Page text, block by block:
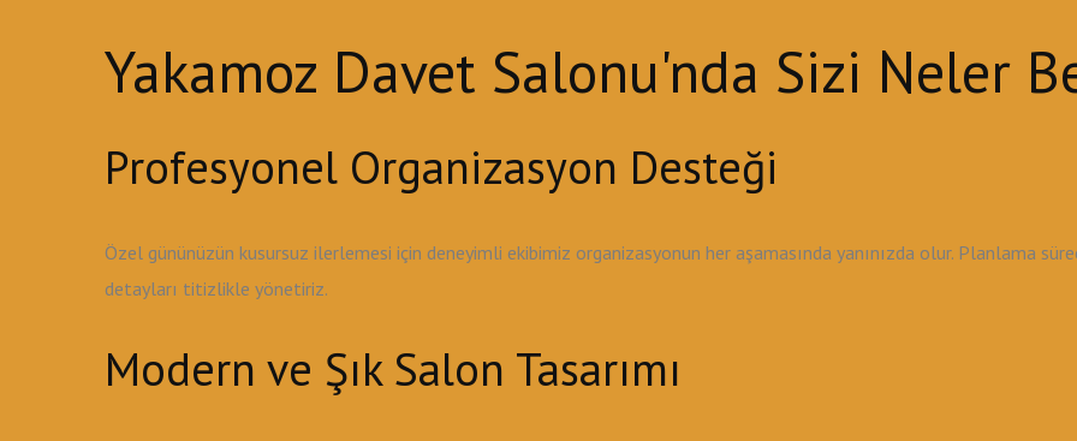
Yakamoz Davet Salonu'nda Sizi Neler
Profesyonel Organizasyon Desteği
Özel gününüzün kusursuz ilerlemesi için deneyimli ekibimiz organizasyonun her aşamasında yanınızda olur. Planlama
detayları titizlikle yönetiriz.
Modern ve Şık Salon Tasarımı